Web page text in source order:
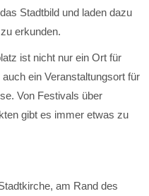
Stadtbild und laden dazu
erkunden.
ist nicht nur ein Ort für
ein Veranstaltungsort für
Von Festivals über
gibt es immer etwas zu
am Rand des